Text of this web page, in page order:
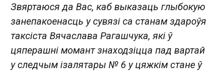
Звяртаюся да Вас, каб выказаць глыбокую
занепакоенасць у сувязі са станам здароўя
таксіста Вячаслава Рагашчука, які ў
цяперашні момант знаходзіцца пад вартай
у следчым ізалятары № 6 у цяжкім стане ў